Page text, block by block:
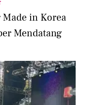
in Korea
Mendatang